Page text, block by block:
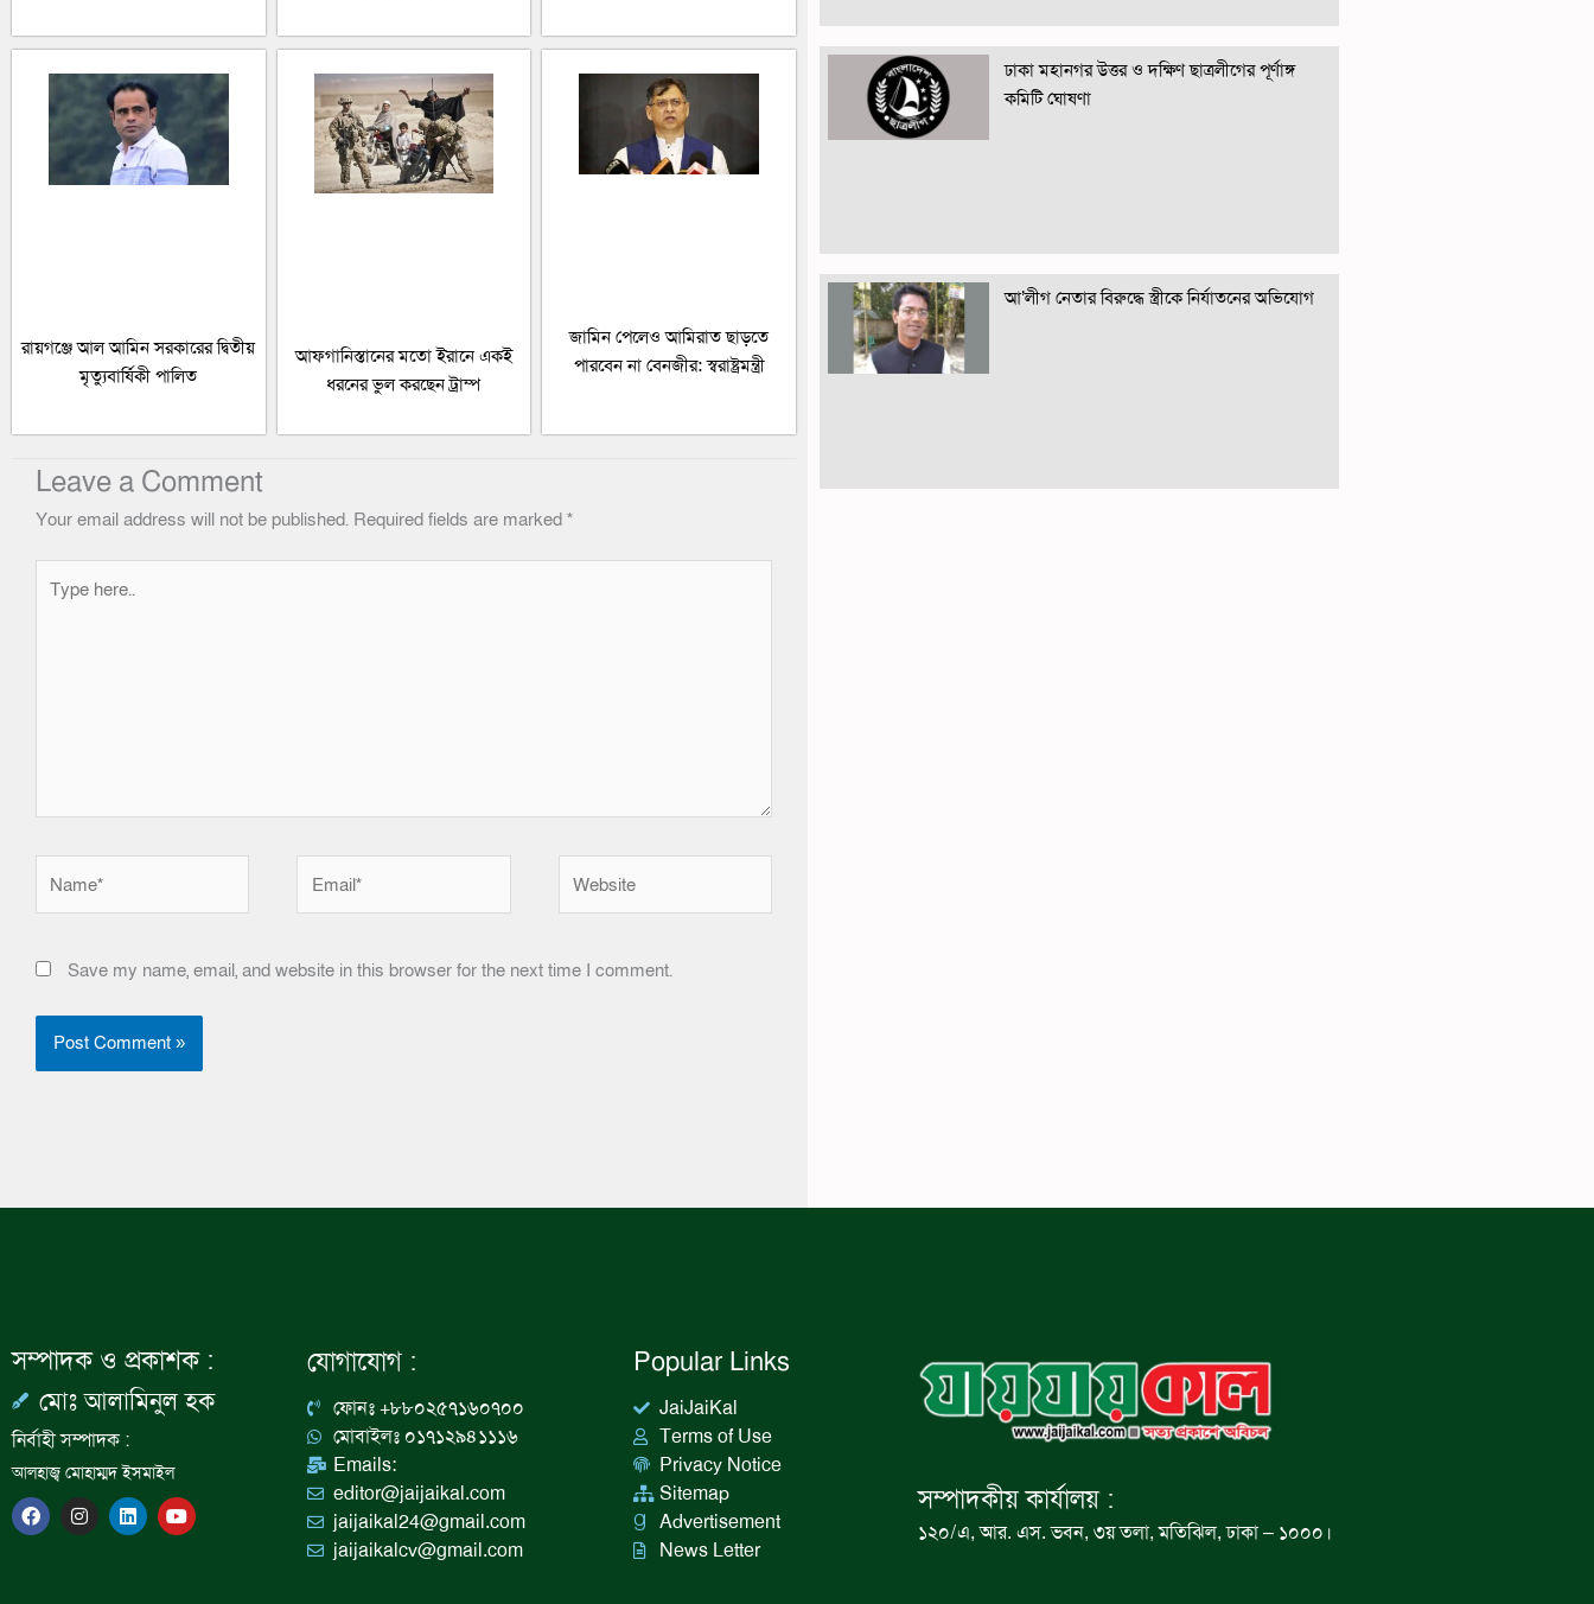
রায়গঞ্জে আল আমিন সরকারের দ্বিতীয়
মৃত্যুবার্ষিকী পালিত
আফগানিস্তানের মতো ইরানে একই
ধরনের ভুল করছেন ট্রাম্প
জামিন পেলেও আমিরাত ছাড়তে
পারবেন না বেনজীর: স্বরাষ্ট্রমন্ত্রী
Leave a Comment
Your email address will not be published. Required fields are marked *
here..
Save my name, email, and website in this browser for the next time I comment.
ঢাকা মহানগর উত্তর ও দক্ষিণ ছাত্রলীগের পূর্ণাঙ্গ
কমিটি ঘোষণা
আ’লীগ নেতার বিরুদ্ধে স্ত্রীকে নির্যাতনের অভিযোগ
সম্পাদক ও প্রকাশক :
মোঃ আলামিনুল হক
নির্বাহী সম্পাদক :
আলহাজ্ব মোহাম্মদ ইসমাইল
F
a
c
I
n
s
L
i
n
Y
o
u
যোগাযোগ :
ফোনঃ +৮৮০২৫৭১৬০৭০০
মোবাইলঃ ০১৭১২৯৪১১১৬
Emails:
editor@jaijaikal.com
jaijaikal24@gmail.com
jaijaikalcv@gmail.com
Popular Links
JaiJaiKal
Terms of Use
Privacy Notice
Sitemap
Advertisement
News Letter
সম্পাদকীয় কার্যালয় :
১২০/এ, আর. এস. ভবন, ৩য় তলা, মতিঝিল, ঢাকা – ১০০০।